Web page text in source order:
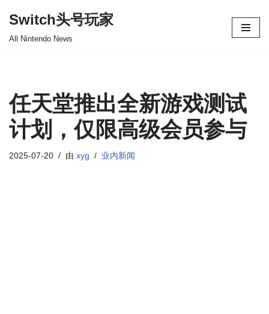
Switch头号玩家
All Nintendo News
任天堂推出全新游戏测试
计划，仅限高级会员参与
2025-07-20 由 xyg 业内新闻